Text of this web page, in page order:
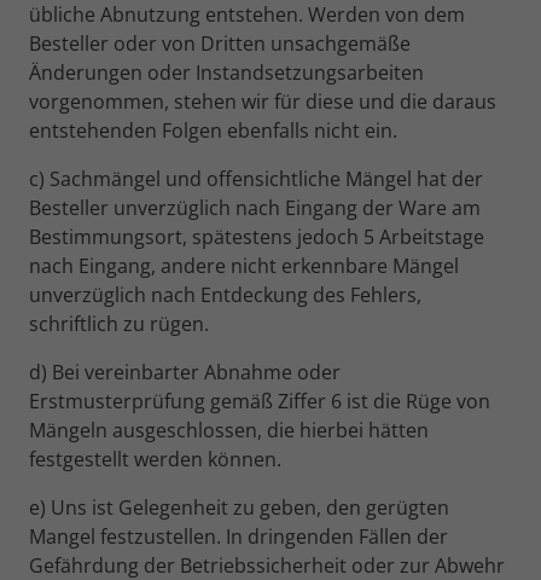
übliche Abnutzung entstehen. Werden von dem
Besteller oder von Dritten unsachgemäße
Änderungen oder Instandsetzungsarbeiten
vorgenommen, stehen wir für diese und die daraus
entstehenden Folgen ebenfalls nicht ein.
c) Sachmängel und offensichtliche Mängel hat der
Besteller unverzüglich nach Eingang der Ware am
Bestimmungsort, spätestens jedoch 5 Arbeitstage
nach Eingang, andere nicht erkennbare Mängel
unverzüglich nach Entdeckung des Fehlers,
schriftlich zu rügen.
d) Bei vereinbarter Abnahme oder
Erstmusterprüfung gemäß Ziffer 6 ist die Rüge von
Mängeln ausgeschlossen, die hierbei hätten
festgestellt werden können.
e) Uns ist Gelegenheit zu geben, den gerügten
Mangel festzustellen. In dringenden Fällen der
Gefährdung der Betriebssicherheit oder zur Abwehr